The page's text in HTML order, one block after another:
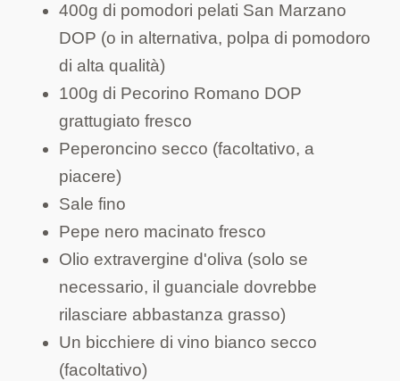
400g di pomodori pelati San Marzano
DOP (o in alternativa, polpa di pomodoro
di alta qualità)
100g di Pecorino Romano DOP
grattugiato fresco
Peperoncino secco (facoltativo, a
piacere)
Sale fino
Pepe nero macinato fresco
Olio extravergine d'oliva (solo se
necessario, il guanciale dovrebbe
rilasciare abbastanza grasso)
Un bicchiere di vino bianco secco
(facoltativo)